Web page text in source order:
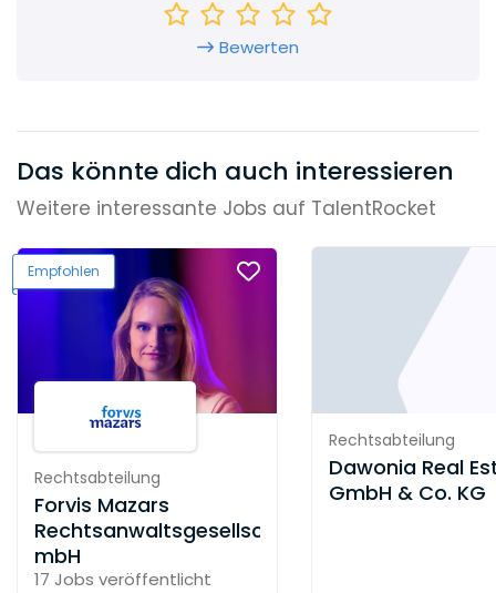
Bewerten
Das könnte dich auch interessieren
Weitere interessante Jobs auf TalentRocket
Empfohlen
Rechtsabteilung
Forvis Mazars
Rechtsanwaltsgesellschaft
mbH
17 Jobs veröffentlicht
Rechtsabteilung
Dawonia Real
GmbH & Co. KG